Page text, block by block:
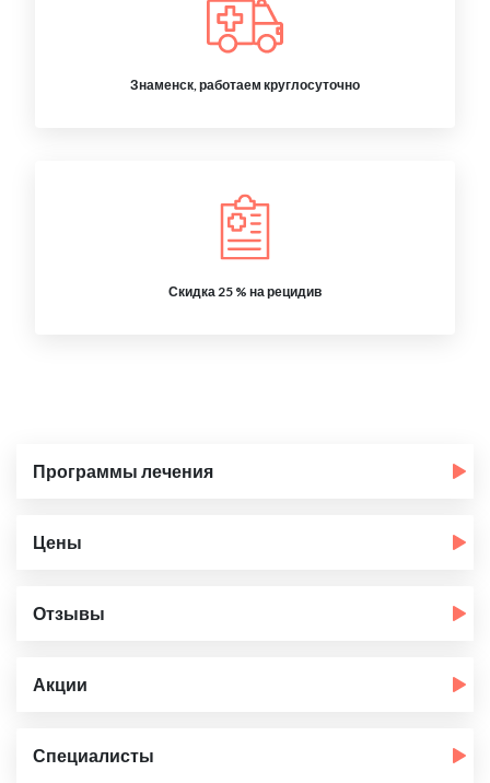
Знаменск, работаем круглосуточно
Скидка 25 % на рецидив
Программы лечения
Цены
Отзывы
Акции
Специалисты